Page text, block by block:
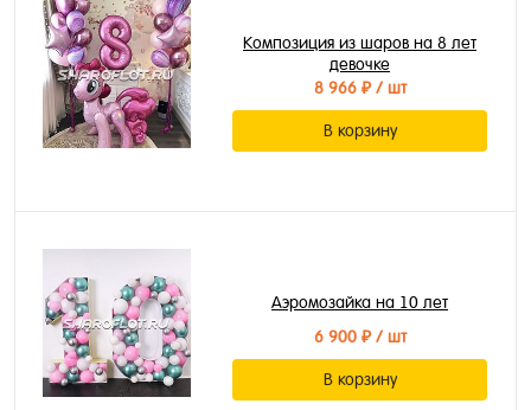
Композиция из шаров на 8 лет
девочке
8 966 ₽/ шт
В корзину
Аэромозайка на 10 лет
6 900 ₽/ шт
В корзину